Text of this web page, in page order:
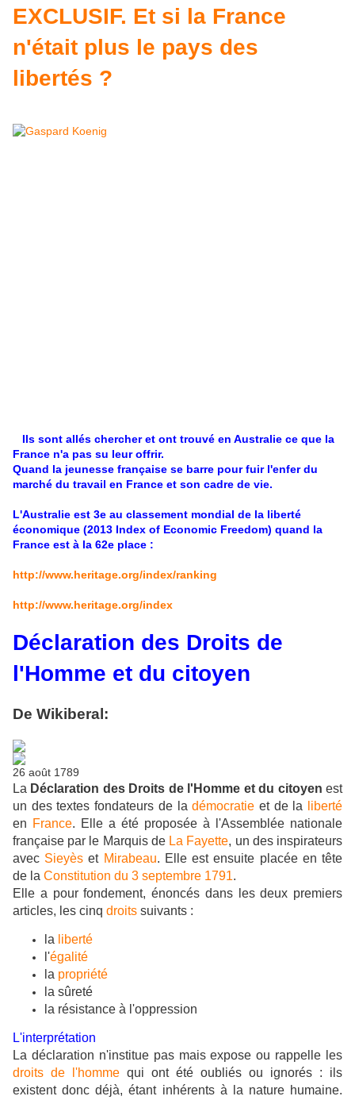
EXCLUSIF. Et si la France
n'était plus le pays des
libertés ?
Ils sont allés chercher et ont trouvé en Australie ce que la
France n'a pas su leur offrir.
Quand la jeunesse française se barre pour fuir l'enfer du
marché du travail en France et son cadre de vie.
L'Australie est 3e au classement mondial de la liberté
économique (2013 Index of Economic Freedom) quand la
France est à la 62e place :
http://www.heritage.org/index/ranking
http://www.heritage.org/index
Déclaration des Droits de
l'Homme et du citoyen
De Wikiberal:
26 août 1789
La Déclaration des Droits de l'Homme et du citoyen est
un des textes fondateurs de ladémocratie et de la
liberté
en France. Elle a été proposée à l'Assemblée nationale
française par le Marquis de La Fayette, un des inspirateurs
avec Sieyès et Mirabeau. Elle est ensuite placée en tête
de la Constitution du 3 septembre 1791.
Elle a pour fondement, énoncés dans les deux premiers
articles, les cinq droits suivants :
la liberté
l'égalité
la propriété
la sûreté
la résistance à l'oppression
L'interprétation
La déclaration n'institue pas mais expose ou rappelle les
droits de l'homme qui ont été oubliés ou ignorés : ils
existent donc déjà, étant inhérents à la nature humaine.